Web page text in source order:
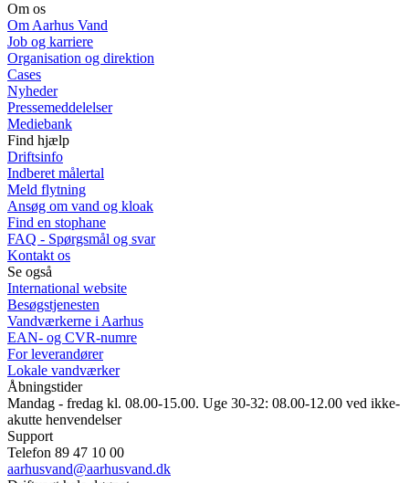
Om os
Om Aarhus Vand
Job og karriere
Organisation og direktion
Cases
Nyheder
Pressemeddelelser
Mediebank
Find hjælp
Driftsinfo
Indberet målertal
Meld flytning
Ansøg om vand og kloak
Find en stophane
FAQ - Spørgsmål og svar
Kontakt os
Se også
International website
Besøgstjenesten
Vandværkerne i Aarhus
EAN- og CVR-numre
For leverandører
Lokale vandværker
Åbningstider
Mandag - fredag kl. 08.00-15.00. Uge 30-32: 08.00-12.00 ved ikke-
akutte henvendelser
Support
Telefon 89 47 10 00
aarhusvand@aarhusvand.dk